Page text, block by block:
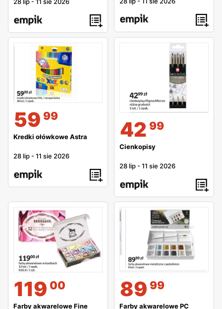
59 99
Kredki ołówkowe Astra
28 lip -11 sie 2026
42 99
Cienkopisy
28 lip -11 sie 2026
119 00
Farby akwarelowe Fine
89 99
Farby akwarelowe PC